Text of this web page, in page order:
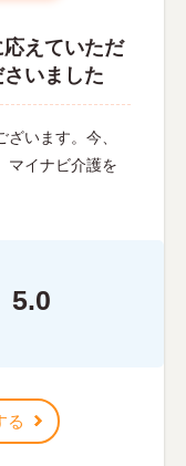
えていただ
いました
います。今、
マイナビ介護を
5.0
る